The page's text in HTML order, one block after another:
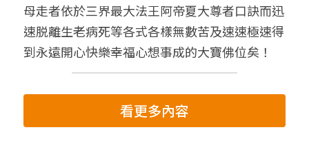
母走者依於三界最大法王阿帝夏大尊者口訣而迅
速脱離生老病死等各式各樣無數苦及速速極速得
到永遠開心快樂幸福心想事成的大寶佛位矣！
看更多內容